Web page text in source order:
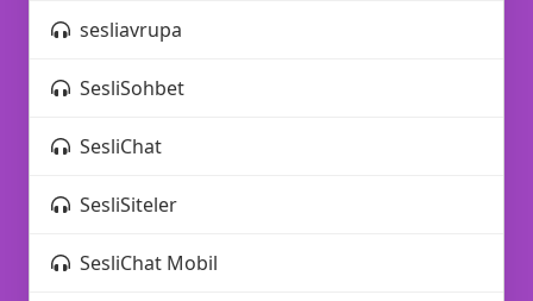
sesliavrupa
SesliSohbet
SesliChat
SesliSiteler
SesliChat Mobil